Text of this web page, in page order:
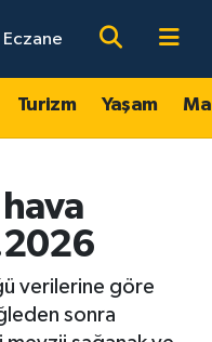
Turizm Yaşam
verilerine göre
sonra
Fikstür